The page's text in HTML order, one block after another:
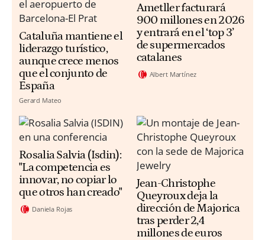
Cataluña mantiene el
liderazgo turístico,
aunque crece menos
que el conjunto de
España
Gerard Mateo
Ametller facturará
900 millones en 2026
y entrará en el ‘top 3’
de supermercados
catalanes
Albert Martínez
Rosalia Salvia (Isdin):
"La competencia es
innovar, no copiar lo
que otros han creado"
Daniela Rojas
Jean-Christophe
Queyroux deja la
dirección de Majorica
tras perder 2,4
millones de euros